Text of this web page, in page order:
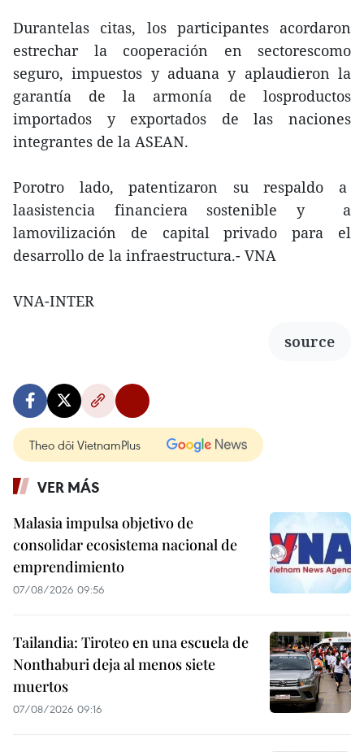
Durantelas citas, los participantes acordaron
estrechar la cooperación en sectorescomo
seguro, impuestos y aduana y aplaudieron la
garantía de la armonía de losproductos
importados y exportados de las naciones
integrantes de la ASEAN.
Porotro lado, patentizaron su respaldo a
laasistencia financiera sostenible y a
lamovilización de capital privado para el
desarrollo de la infraestructura.- VNA
VNA-INTER
source
Theo dõi VietnamPlus
VER MÁS
Malasia impulsa objetivo de
consolidar ecosistema nacional de
emprendimiento
07/08/2026 09:56
Tailandia: Tiroteo en una escuela de
Nonthaburi deja al menos siete
muertos
07/08/2026 09:16